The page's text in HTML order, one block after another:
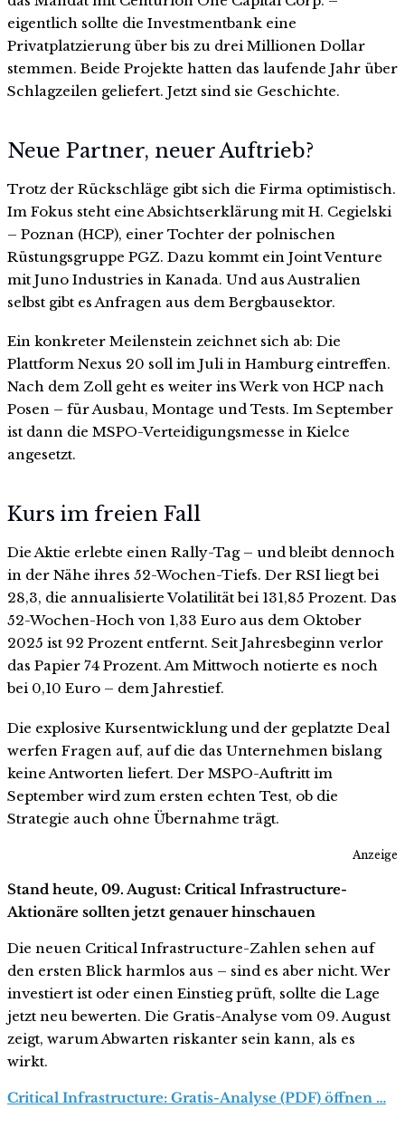
eigentlich sollte die Investmentbank eine
Privatplatzierung über bis zu drei Millionen Dollar
stemmen. Beide Projekte hatten das laufende Jahr über
Schlagzeilen geliefert. Jetzt sind sie Geschichte.
Neue Partner, neuer Auftrieb?
Trotz der Rückschläge gibt sich die Firma optimistisch.
Im Fokus steht eine Absichtserklärung mit H. Cegielski
– Poznan (HCP), einer Tochter der polnischen
Rüstungsgruppe PGZ. Dazu kommt ein Joint Venture
mit Juno Industries in Kanada. Und aus Australien
selbst gibt es Anfragen aus dem Bergbausektor.
Ein konkreter Meilenstein zeichnet sich ab: Die
Plattform Nexus 20 soll im Juli in Hamburg eintreffen.
Nach dem Zoll geht es weiter ins Werk von HCP nach
Posen – für Ausbau, Montage und Tests. Im September
ist dann die MSPO-Verteidigungsmesse in Kielce
angesetzt.
Kurs im freien Fall
Die Aktie erlebte einen Rally-Tag – und bleibt dennoch
in der Nähe ihres 52-Wochen-Tiefs. Der RSI liegt bei
28,3, die annualisierte Volatilität bei 131,85 Prozent. Das
52-Wochen-Hoch von 1,33 Euro aus dem Oktober
2025 ist 92 Prozent entfernt. Seit Jahresbeginn verlor
das Papier 74 Prozent. Am Mittwoch notierte es noch
bei 0,10 Euro – dem Jahrestief.
Die explosive Kursentwicklung und der geplatzte Deal
werfen Fragen auf, auf die das Unternehmen bislang
keine Antworten liefert. Der MSPO-Auftritt im
September wird zum ersten echten Test, ob die
Strategie auch ohne Übernahme trägt.
Anzeige
Stand heute, 09. August: Critical Infrastructure-
Aktionäre sollten jetzt genauer hinschauen
Die neuen Critical Infrastructure-Zahlen sehen auf
den ersten Blick harmlos aus – sind es aber nicht. Wer
investiert ist oder einen Einstieg prüft, sollte die Lage
jetzt neu bewerten. Die Gratis-Analyse vom 09. August
zeigt, warum Abwarten riskanter sein kann, als es
wirkt.
Critical Infrastructure: Gratis-Analyse (PDF) öffnen …